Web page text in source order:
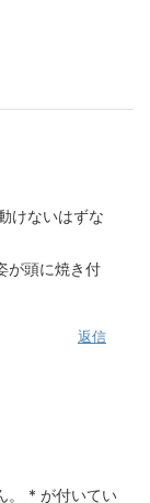
けないはずな
が頭に焼き付
返信
* が付いてい